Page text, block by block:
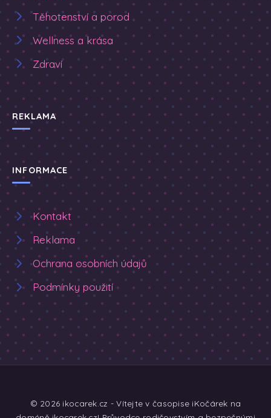
Těhotenství a porod
Wellness a krása
Zdraví
REKLAMA
INFORMACE
Kontakt
Reklama
Ochrana osobních údajů
Podmínky použití
© 2026 ikocarek.cz - Vítejte v časopise iKočárek na